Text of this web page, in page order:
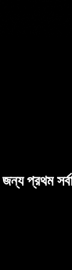
জন্য প্রথম